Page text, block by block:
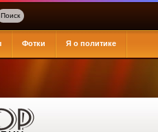
Фотки Я о политике